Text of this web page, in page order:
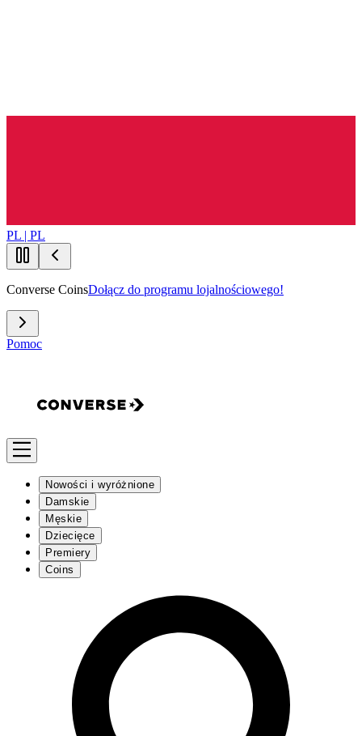
PL | PL
Converse CoinsDołącz do programu lojalnościowego!
Pomoc
Nowości i wyróżnione
Damskie
Męskie
Dziecięce
Premiery
Coins